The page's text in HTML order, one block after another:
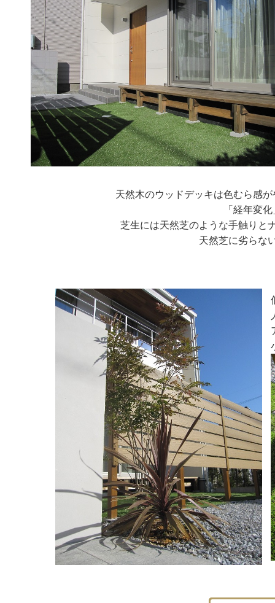
天然木のウッドデッキは色むら感
「経年変
芝生には天然芝のような手触りと
天然芝に劣らな